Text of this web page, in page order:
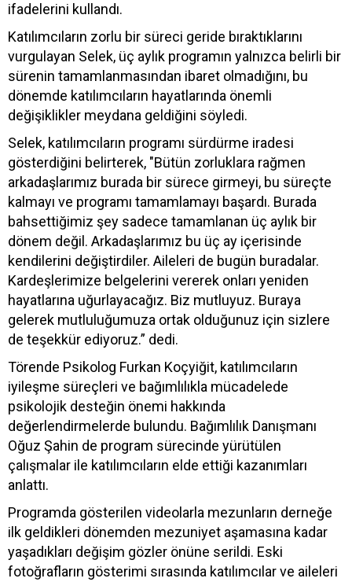
ifadelerini kullandı.
Katılımcıların zorlu bir süreci geride bıraktıklarını
vurgulayan Selek, üç aylık programın yalnızca belirli bir
sürenin tamamlanmasından ibaret olmadığını, bu
dönemde katılımcıların hayatlarında önemli
değişiklikler meydana geldiğini söyledi.
Selek, katılımcıların programı sürdürme iradesi
gösterdiğini belirterek, "Bütün zorluklara rağmen
arkadaşlarımız burada bir sürece girmeyi, bu süreçte
kalmayı ve programı tamamlamayı başardı. Burada
bahsettiğimiz şey sadece tamamlanan üç aylık bir
dönem değil. Arkadaşlarımız bu üç ay içerisinde
kendilerini değiştirdiler. Aileleri de bugün buradalar.
Kardeşlerimize belgelerini vererek onları yeniden
hayatlarına uğurlayacağız. Biz mutluyuz. Buraya
gelerek mutluluğumuza ortak olduğunuz için sizlere
de teşekkür ediyoruz.” dedi.
Törende Psikolog Furkan Koçyiğit, katılımcıların
iyileşme süreçleri ve bağımlılıkla mücadelede
psikolojik desteğin önemi hakkında
değerlendirmelerde bulundu. Bağımlılık Danışmanı
Oğuz Şahin de program sürecinde yürütülen
çalışmalar ile katılımcıların elde ettiği kazanımları
anlattı.
Programda gösterilen videolarla mezunların derneğe
ilk geldikleri dönemden mezuniyet aşamasına kadar
yaşadıkları değişim gözler önüne serildi. Eski
fotoğrafların gösterimi sırasında katılımcılar ve aileleri